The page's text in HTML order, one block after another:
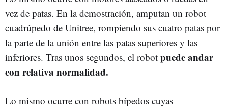
vez de patas. En la demostración, amputan un robot
cuadrúpedo de Unitree, rompiendo sus cuatro patas por
la parte de la unión entre las patas superiores y las
inferiores. Tras unos segundos, el robot puede andar
con relativa normalidad.
Lo mismo ocurre con robots bípedos cuyas